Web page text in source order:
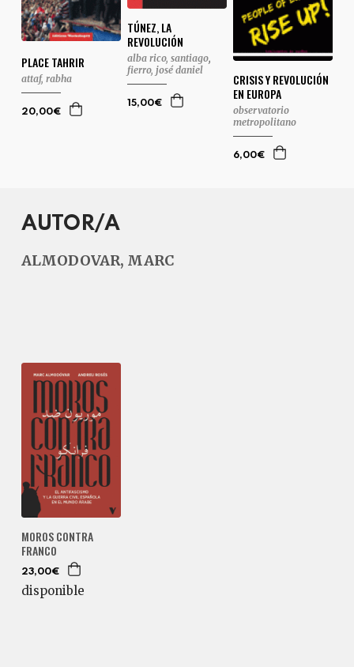
PLACE TAHRIR
attaf, rabha
20,00€
TÚNEZ, LA
REVOLUCIÓN
alba rico, santiago,
fierro, josé daniel
15,00€
CRISIS Y REVOLUCIÓN
EN EUROPA
observatorio
metropolitano
6,00€
AUTOR/A
ALMODOVAR, MARC
MOROS CONTRA
FRANCO
23,00€
disponible